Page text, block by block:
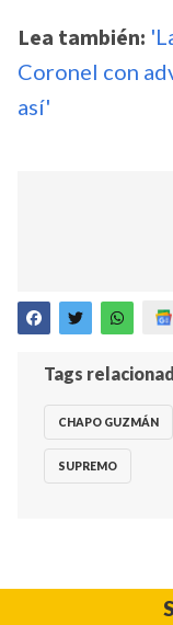
Lea también:
Coronel con
así'
Tags
CHAPO GUZMÁN
SUPREMO